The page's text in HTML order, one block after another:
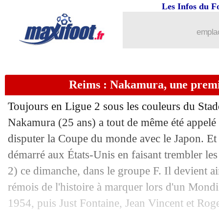
Les Infos du
Reims : Nakamura, une
Toujours en Ligue 2 sous les couleurs du
Nakamura (25 ans) a tout de même été
disputer la Coupe du monde avec le Japon.
démarré aux États-Unis en faisant trembler
2) ce dimanche, dans le groupe F. Il devient
rémois de l'histoire à marquer lors d'un
1954, puis Just Fontaine, Jean Vincent et
15/06 Auxerre: Mamoudou Cissokho
: Amorim a bien été choisi
15/06 EdF: Pogba juge la pression sur
15/06 Bayern: c'est bouclé pour Saibari
15/06 Chelsea : Cucurella vendu 60 M€ au
15/06 Suède: Potter encense le duo Isak-